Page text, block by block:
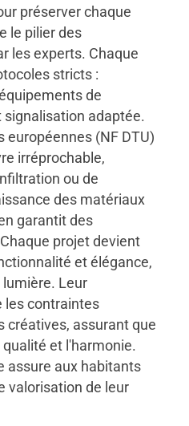
préserver chaque
le pilier des
les experts. Chaque
stricts :
de
adaptée.
européennes (NF DTU)
irréprochable,
ou de
des matériaux
garantit des
projet devient
et élégance,
Leur
les contraintes
créatives, assurant que
et l'harmonie.
assure aux habitants
valorisation de leur